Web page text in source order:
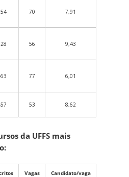
70 7,91
56 9,43
77 6,01
53 8,62
da UFFS mais
Vagas Candidato/vaga